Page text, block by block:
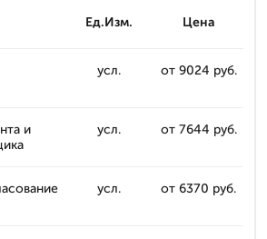
Ед.Изм. Цена
усл. от 9024 руб.
и
усл. от 7644 руб.
усл. от 6370 руб.